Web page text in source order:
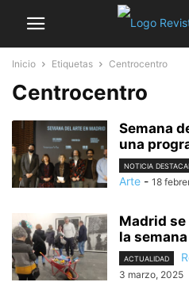
Inicio Etiquetas Centrocentro
Centrocentro
Semana
una
NOTICIA
Arte - 18
Madrid
la
ACTUALIDAD
3 marzo, 2025